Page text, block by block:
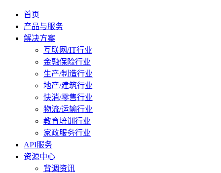
首页
产品与服务
解决方案
互联网/IT行业
金融保险行业
生产/制造行业
地产/建筑行业
快消/零售行业
物流/运输行业
教育培训行业
家政服务行业
API服务
资源中心
背调资讯